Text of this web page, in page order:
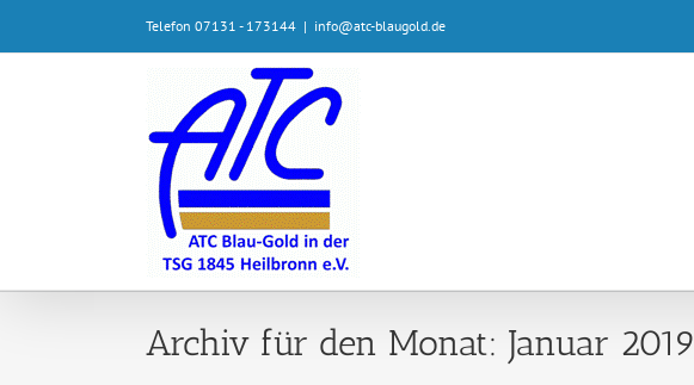
springen
Telefon 07131 - 173144 | info@atc-blaugold.de
Archiv für den Monat: Januar 2019